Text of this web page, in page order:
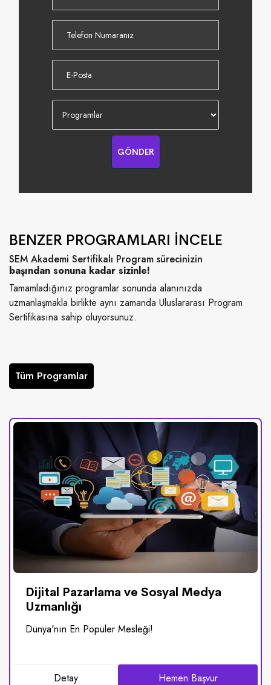
GÖNDER
BENZER PROGRAMLARI İNCELE
SEM Akademi Sertifikalı Program sürecinizin
başından sonuna kadar sizinle!
Tamamladığınız programlar sonunda alanınızda
uzmanlaşmakla birlikte aynı zamanda Uluslararası Program
Sertifikasına sahip oluyorsunuz.
Tüm Programlar
Dijital Pazarlama ve Sosyal Medya
Uzmanlığı
Dünya'nın En Popüler Mesleği!
Detay Hemen Başvur